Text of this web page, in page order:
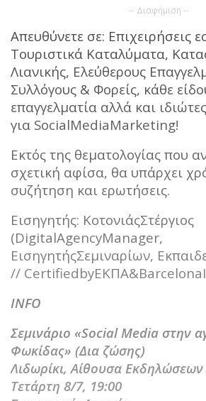
-- Διαφήμιση --
Απευθύνετε σε: Επιχειρήσεις
Τουριστικά Καταλύματα,
Λιανικής, Ελεύθερους
Συλλόγους & Φορείς, κάθε
επαγγελματία αλλά και
για SocialMediaMarketing!
Εκτός της θεματολογίας που
σχετική αφίσα, θα υπάρχει
συζήτηση και ερωτήσεις.
Εισηγητής: ΚοτονιάςΣτέργιος
(DigitalAgencyManager,
ΕισηγητήςΣεμιναρίων,
//
INFO
Σεμινάριο «Social Media στην
Φωκίδας» (Δια ζώσης)
Λιδωρίκι, Αίθουσα
Τετάρτη 8/7, 19:00